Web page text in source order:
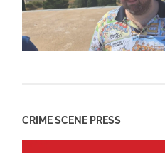
CRIME SCENE PRESS